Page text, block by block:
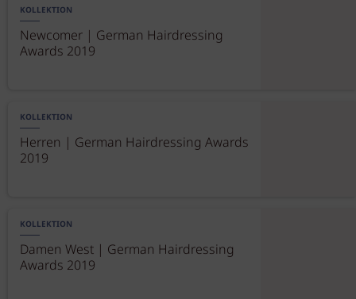
KOLLEKTION
Newcomer | German Hairdressing
Awards 2019
KOLLEKTION
Herren | German Hairdressing Awards
2019
KOLLEKTION
Damen West | German Hairdressing
Awards 2019